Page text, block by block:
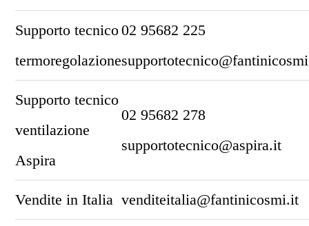
Supporto tecnico
termoregolazione
02 95682 225
Supporto tecnico
ventilazione
Aspira
02 95682 278
supportotecnico@aspira.it
Vendite in Italia venditeitalia@fantinicosmi.it